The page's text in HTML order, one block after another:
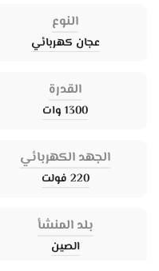
النوع
عجان كهربائي
القدرة
1300 وات
الجهد الكهربائي
220 فولت
بلد المنشأ
الصين